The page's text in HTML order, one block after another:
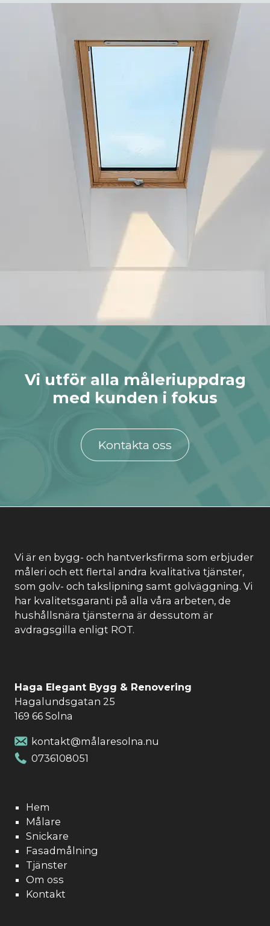
Vi utför alla måleriuppdrag
med kunden i fokus
Kontakta oss
Vi är en bygg- och hantverksfirma som erbjuder
måleri och ett flertal andra kvalitativa tjänster,
som golv- och takslipning samt golväggning. Vi
har kvalitetsgaranti på alla våra arbeten, de
hushållsnära tjänsterna är dessutom är
avdragsgilla enligt ROT.
Haga Elegant Bygg & Renovering
Hagalundsgatan 25
169 66 Solna
kontakt@målaresolna.nu
0736108051
Hem
Målare
Snickare
Fasadmålning
Tjänster
Om oss
Kontakt